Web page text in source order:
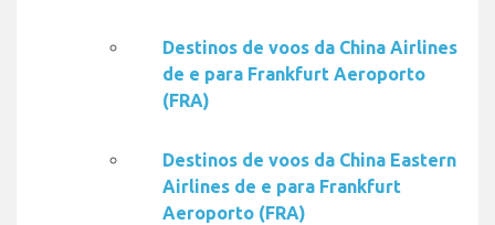
Destinos de voos da China Airlines
de e para Frankfurt Aeroporto
(FRA)
Destinos de voos da China Eastern
Airlines de e para Frankfurt
Aeroporto (FRA)